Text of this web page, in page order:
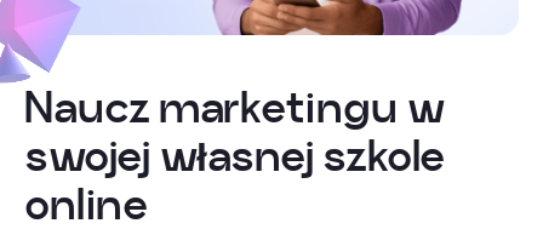
Naucz marketingu w
swojej własnej szkole
online